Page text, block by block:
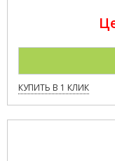
КУПИТЬ В 1 КЛИК